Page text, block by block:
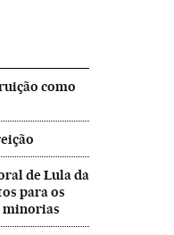
como
de Lula da
para os
minorias